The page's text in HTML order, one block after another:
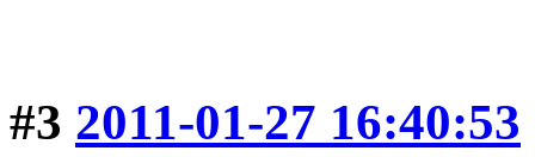
#3 2011-01-27 16:40:53